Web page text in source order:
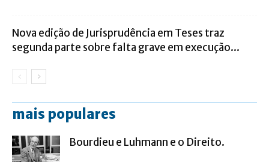
Nova edição de Jurisprudência em Teses traz
segunda parte sobre falta grave em execução...
mais populares
Bourdieu e Luhmann e o Direito.